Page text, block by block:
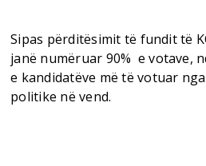
Sipas përditësimit të fundit të
janë numëruar 90% e votave,
e kandidatëve më të votuar
politike në vend.